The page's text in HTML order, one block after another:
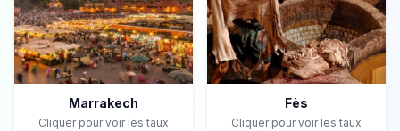
Marrakech
Cliquer pour voir les taux
Fès
Cliquer pour voir les taux